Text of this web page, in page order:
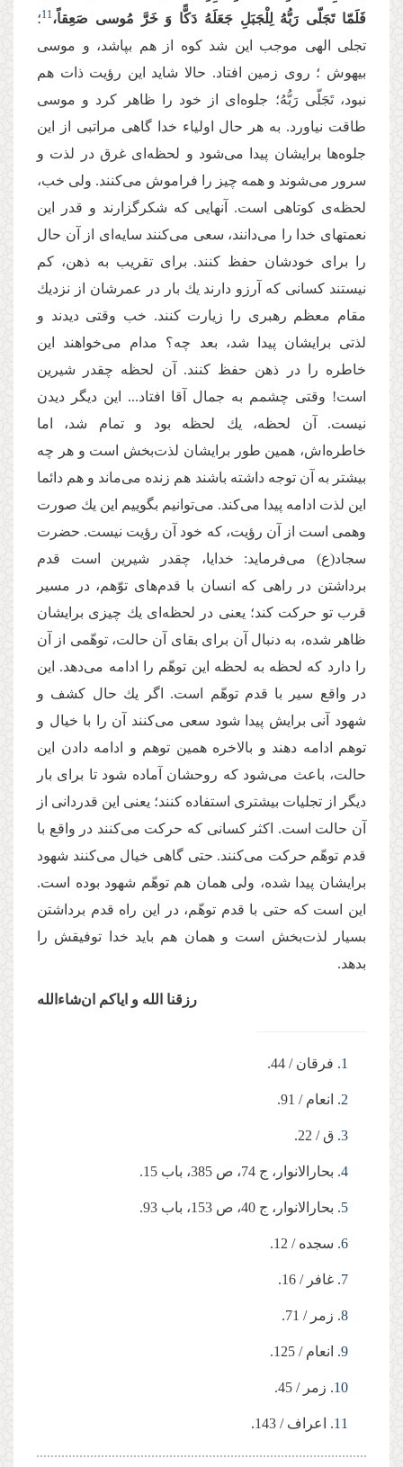
فَلَمّا تَجَلّی رَبُّهُ لِلْجَبَلِ جَعَلَهُ دَكًّا وَ خَرَّ مُوسی صَعِقاً،11؛
تجلی الهی موجب این شد كوه از هم بپاشد، و موسی
بیهوش ؛ روی زمین افتاد. حالا شاید این رؤیت ذات هم
نبود، تَجَلّی رَبُّهُ؛ جلوه‌‌ای از خود را ظاهر كرد و موسی
طاقت نیاورد. به هر حال اولیاء خدا گاهی مراتبی از این
جلوه‌‌ها برایشان پیدا می‌‌شود و لحظه‌‌ای غرق در لذت و
سرور می‌‌شوند و همه چیز را فراموش می‌‌كنند. ولی خب،
لحظه‌‌ی كوتاهی است. آنهایی كه شكرگزارند و قدر این
نعمتهای خدا را می‌‌دانند، سعی می‌‌كنند سایه‌‌ای از آن حال
را برای خودشان حفظ كنند. برای تقریب به ذهن، كم
نیستند كسانی كه آرزو دارند یك بار در عمرشان از نزدیك
مقام معظم رهبری را زیارت كنند. خب وقتی دیدند و
لذتی برایشان پیدا شد، بعد چه؟ مدام می‌خواهند این
خاطره را در ذهن حفظ كنند. آن لحظه چقدر شیرین
است! وقتی چشمم به جمال آقا افتاد... این دیگر دیدن
نیست. آن لحظه، یك لحظه بود و تمام شد، اما
خاطره‌‌اش، همین طور برایشان لذت‌بخش است و هر چه
بیشتر به آن توجه داشته باشند هم زنده می‌‌ماند و هم دائما
این لذت ادامه پیدا می‌‌كند. می‌‌توانیم بگوییم این یك صورت
وهمی است از آن رؤیت، كه خود آن رؤیت نیست. حضرت
سجاد(ع) می‌‌فرماید: خدایا، چقدر شیرین است قدم
برداشتن در راهی كه انسان با قدم‌های توّهم، در مسیر
قرب تو حركت كند؛ یعنی در لحظه‌‌ای یك چیزی برایشان
ظاهر شده، به دنبال آن برای بقای آن حالت، توهّمی از آن
را دارد كه لحظه به لحظه این توهّم را ادامه می‌‌دهد. این
در واقع سیر با قدم توهّم است. اگر یك حال كشف و
شهود آنی برایش پیدا شود سعی می‌‌كنند آن را با خیال و
توهم ادامه دهند و بالاخره همین توهم و ادامه دادن این
حالت، باعث می‌‌شود كه روحشان آماده شود تا برای بار
دیگر از تجلیات بیشتری استفاده كنند؛ یعنی این قدردانی از
آن حالت است. اكثر كسانی كه حركت می‌‌كنند در واقع با
قدم توهّم حركت می‌‌كنند. حتی گاهی خیال می‌‌كنند شهود
برایشان پیدا شده، ولی همان هم توهّم شهود بوده است.
این است كه حتی با قدم توهّم، در این راه قدم برداشتن
بسیار لذت‌بخش است و همان هم باید خدا توفیقش را
بدهد.
رزقنا الله و ایاكم ان‌شاءالله
1. فرقان / 44.
2. انعام / 91.
3. ق / 22.
4. بحارالانوار، ج 74، ص 385، باب 15.
5. بحارالانوار، ج 40، ص 153، باب 93.
6. سجده / 12.
7. غافر / 16.
8. زمر / 71.
9. انعام / 125.
10. زمر / 45.
11. اعراف / 143.